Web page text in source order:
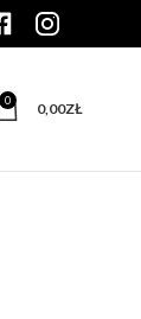
0 0,00ZŁ